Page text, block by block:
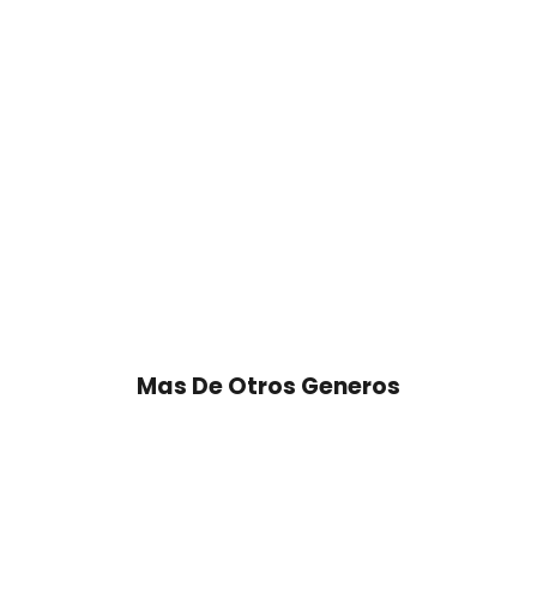
Mas De Otros Generos